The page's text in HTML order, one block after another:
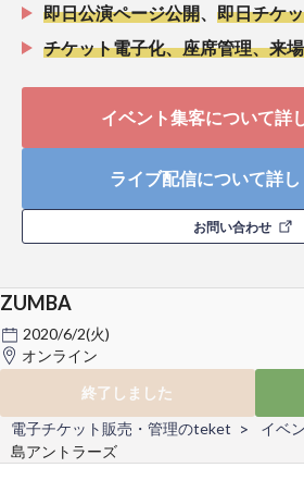
即日公演ページ公開
即日チケ
チケット電子化、座席管理、来
イベント集客について詳
ライブ配信について詳
お問い合わせ
ZUMBA
2020/6/2(火)
オンライン
終了しました
電子チケット販売・管理のteket イベ
島アントラーズ